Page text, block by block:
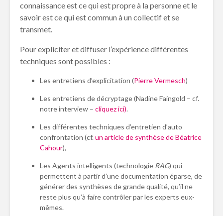
connaissance est ce qui est propre à la personne et le
savoir est ce qui est commun à un collectif et se
transmet.
Pour expliciter et diffuser l’expérience différentes
techniques sont possibles :
Les entretiens d’explicitation (Pierre Vermesch)
Les entretiens de décryptage (Nadine Faingold – cf.
notre interview – cliquez ici).
Les différentes techniques d’entretien d’auto
confrontation (cf. un article de synthèse de Béatrice
Cahour),
Les Agents intelligents (technologie RAG) qui
permettent à partir d’une documentation éparse, de
générer des synthèses de grande qualité, qu’il ne
reste plus qu’à faire contrôler par les experts eux-
mêmes.